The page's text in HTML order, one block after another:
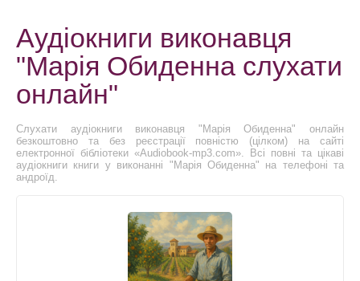
Аудіокниги виконавця
"Марія Обиденна слухати
онлайн"
Слухати аудіокниги виконавця "Марія Обиденна" онлайн
безкоштовно та без реєстрації повністю (цілком) на сайті
електронної бібліотеки «Audiobook-mp3.com». Всі повні та цікаві
аудіокниги книги у виконанні "Марія Обиденна" на телефоні та
андроїд.